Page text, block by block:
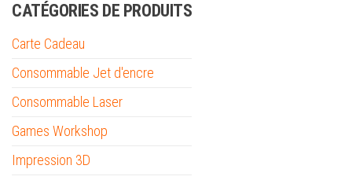
CATÉGORIES DE PRODUITS
Carte Cadeau
Consommable Jet d'encre
Consommable Laser
Games Workshop
Impression 3D